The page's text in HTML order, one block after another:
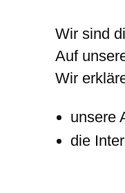
Wir sind
Auf
Wir
unsere
die